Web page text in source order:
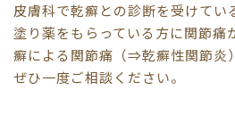
皮膚科で乾癬との診断を受けてい
塗り薬をもらっている方に関節痛
癬による関節痛（⇒乾癬性関節炎
ぜひ一度ご相談ください。